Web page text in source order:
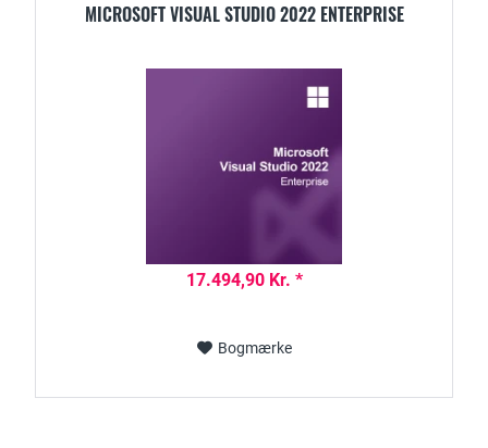
MICROSOFT VISUAL STUDIO 2022 ENTERPRISE
17.494,90 Kr. *
Bogmærke